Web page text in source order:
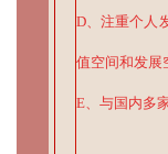
D、注重个人
值空间和发展
E、与国内多